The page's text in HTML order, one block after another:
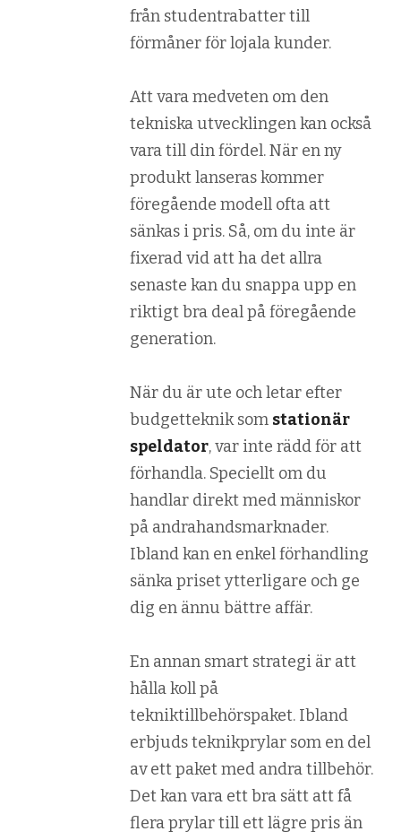
från studentrabatter till
förmåner för lojala kunder.
Att vara medveten om den
tekniska utvecklingen kan också
vara till din fördel. När en ny
produkt lanseras kommer
föregående modell ofta att
sänkas i pris. Så, om du inte är
fixerad vid att ha det allra
senaste kan du snappa upp en
riktigt bra deal på föregående
generation.
När du är ute och letar efter
budgetteknik som stationär
speldator, var inte rädd för att
förhandla. Speciellt om du
handlar direkt med människor
på andrahandsmarknader.
Ibland kan en enkel förhandling
sänka priset ytterligare och ge
dig en ännu bättre affär.
En annan smart strategi är att
hålla koll på
tekniktillbehörspaket. Ibland
erbjuds teknikprylar som en del
av ett paket med andra tillbehör.
Det kan vara ett bra sätt att få
flera prylar till ett lägre pris än